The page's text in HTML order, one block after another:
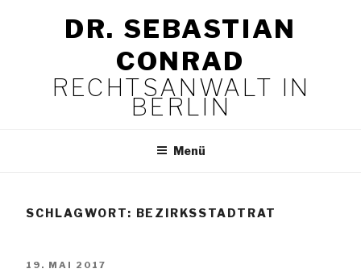
DR. SEBASTIAN
CONRAD
RECHTSANWALT IN
BERLIN
Menü
SCHLAGWORT: BEZIRKSSTADTRAT
VERÖFFENTLICHT
19. MAI 2017